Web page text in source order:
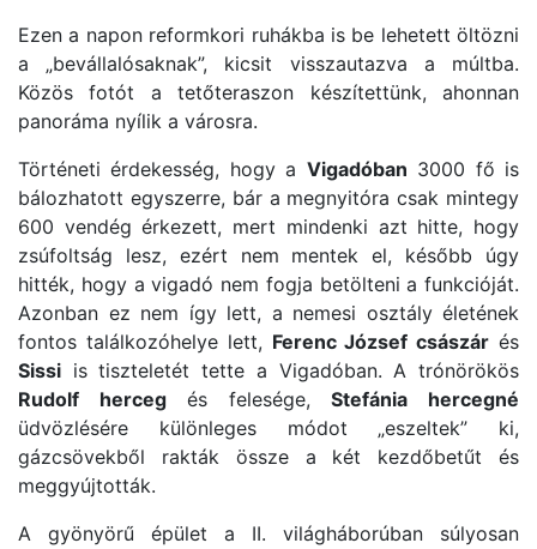
Ezen a napon reformkori ruhákba is be lehetett öltözni
a „bevállalósaknak”, kicsit visszautazva a múltba.
Közös fotót a tetőteraszon készítettünk, ahonnan
panoráma nyílik a városra.
Történeti érdekesség, hogy a Vigadóban 3000 fő is
bálozhatott egyszerre, bár a megnyitóra csak mintegy
600 vendég érkezett, mert mindenki azt hitte, hogy
zsúfoltság lesz, ezért nem mentek el, később úgy
hitték, hogy a vigadó nem fogja betölteni a funkcióját.
Azonban ez nem így lett, a nemesi osztály életének
fontos találkozóhelye lett, Ferenc József császár és
Sissi is tiszteletét tette a Vigadóban. A trónörökös
Rudolf hercegés felesége,Stefánia hercegné
üdvözlésére különleges módot „eszeltek” ki,
gázcsövekből rakták össze a két kezdőbetűt és
meggyújtották.
A gyönyörű épület a II. világháborúban súlyosan